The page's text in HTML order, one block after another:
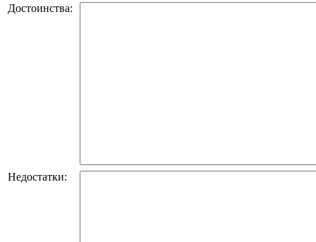
Достоинства:
Недостатки: